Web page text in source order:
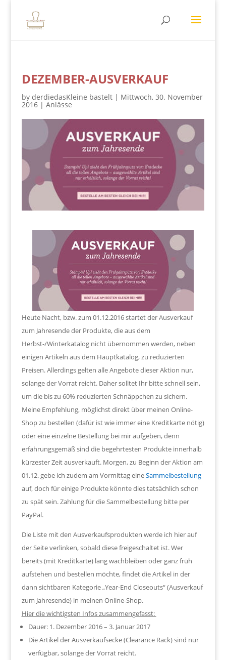
DEZEMBER-AUSVERKAUF
by derdiedasKleine bastelt| Mittwoch, 30. November
2016| Anlässe
Heute Nacht, bzw. zum 01.12.2016 startet der Ausverkauf
zum Jahresende der Produkte, die aus dem
Herbst-/Winterkatalog nicht übernommen werden, neben
einigen Artikeln aus dem Hauptkatalog, zu reduzierten
Preisen. Allerdings gelten alle Angebote dieser Aktion nur,
solange der Vorrat reicht. Daher solltet Ihr bitte schnell sein,
um die bis zu 60% reduzierten Schnäppchen zu sichern.
Meine Empfehlung, möglichst direkt über meinen Online-
Shop zu bestellen (dafür ist wie immer eine Kreditkarte nötig)
oder eine einzelne Bestellung bei mir aufgeben, denn
erfahrungsgemäß sind die begehrtesten Produkte innerhalb
kürzester Zeit ausverkauft. Morgen, zu Beginn der Aktion am
01.12. gebe ich zudem am Vormittag eineSammelbestellung
auf, doch für einige Produkte könnte dies tatsächlich schon
zu spät sein. Zahlung für die Sammelbestellung bitte per
PayPal.
Die Liste mit den Ausverkaufsprodukten werde ich hier auf
der Seite verlinken, sobald diese freigeschaltet ist. Wer
bereits (mit Kreditkarte) lang wachbleiben oder ganz früh
aufstehen und bestellen möchte, findet die Artikel in der
dann sichtbaren Kategorie „Year-End Closeouts“ (Ausverkauf
zum Jahresende) in meinen Online-Shop.
Hier die wichtigsten Infos zusammengefasst:
Dauer: 1. Dezember 2016 – 3. Januar 2017
Die Artikel der Ausverkaufsecke (Clearance Rack) sind nur
verfügbar, solange der Vorrat reicht.